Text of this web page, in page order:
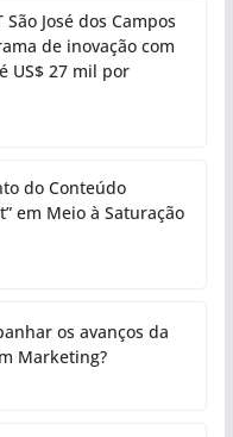
José dos Campos
de inovação com
US$ 27 mil por
do Conteúdo
em Meio à Saturação
os avanços da
Marketing?